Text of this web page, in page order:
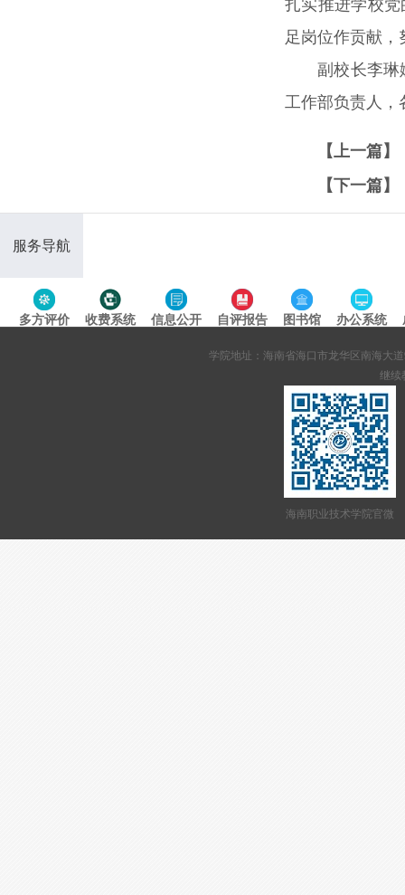
扎实推进学校
足岗位作贡献
副校长李
工作部负责人，
【上一篇】
【下一篇】
服务导航
多方评价 收费系统 信息公开 自评报告 图书馆 办公系统
学院地址：海南省海口市龙华区南海大道
继续
海南职业技术学院官微